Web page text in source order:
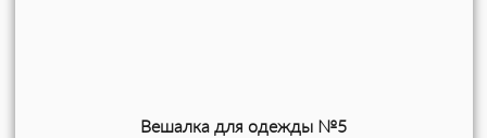
Вешалка для одежды №5